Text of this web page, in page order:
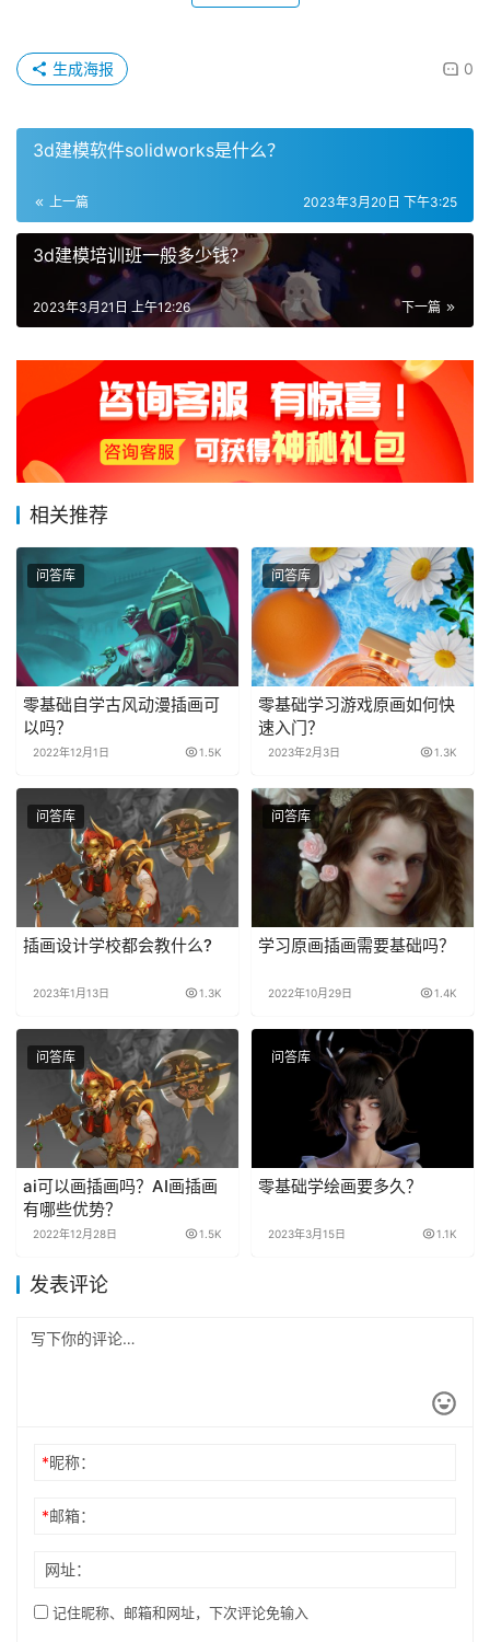
0
生成海报
3d建模软件solidworks是什么？
上一篇 2023年3月20日 下午3:25
3d建模培训班一般多少钱？
下一篇
2023年3月21日 上午12:26
相关推荐
问答库
零基础自学古风动漫插画可
以吗？
2022年12月1日 1.5K
问答库
零基础学习游戏原画如何快
速入门？
2023年2月3日 1.3K
问答库
插画设计学校都会教什么?
2023年1月13日 1.3K
问答库
学习原画插画需要基础吗？
2022年10月29日 1.4K
问答库
ai可以画插画吗？AI画插画
有哪些优势？
2022年12月28日 1.5K
问答库
零基础学绘画要多久？
2023年3月15日 1.1K
发表评论
*昵称：
*邮箱：
网址：
记住昵称、邮箱和网址，下次评论免输入